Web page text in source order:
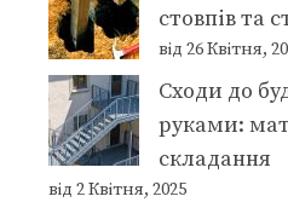
стовпів та
від 26 Квітня,
Сходи до
руками:
складання
від 2 Квітня, 2025